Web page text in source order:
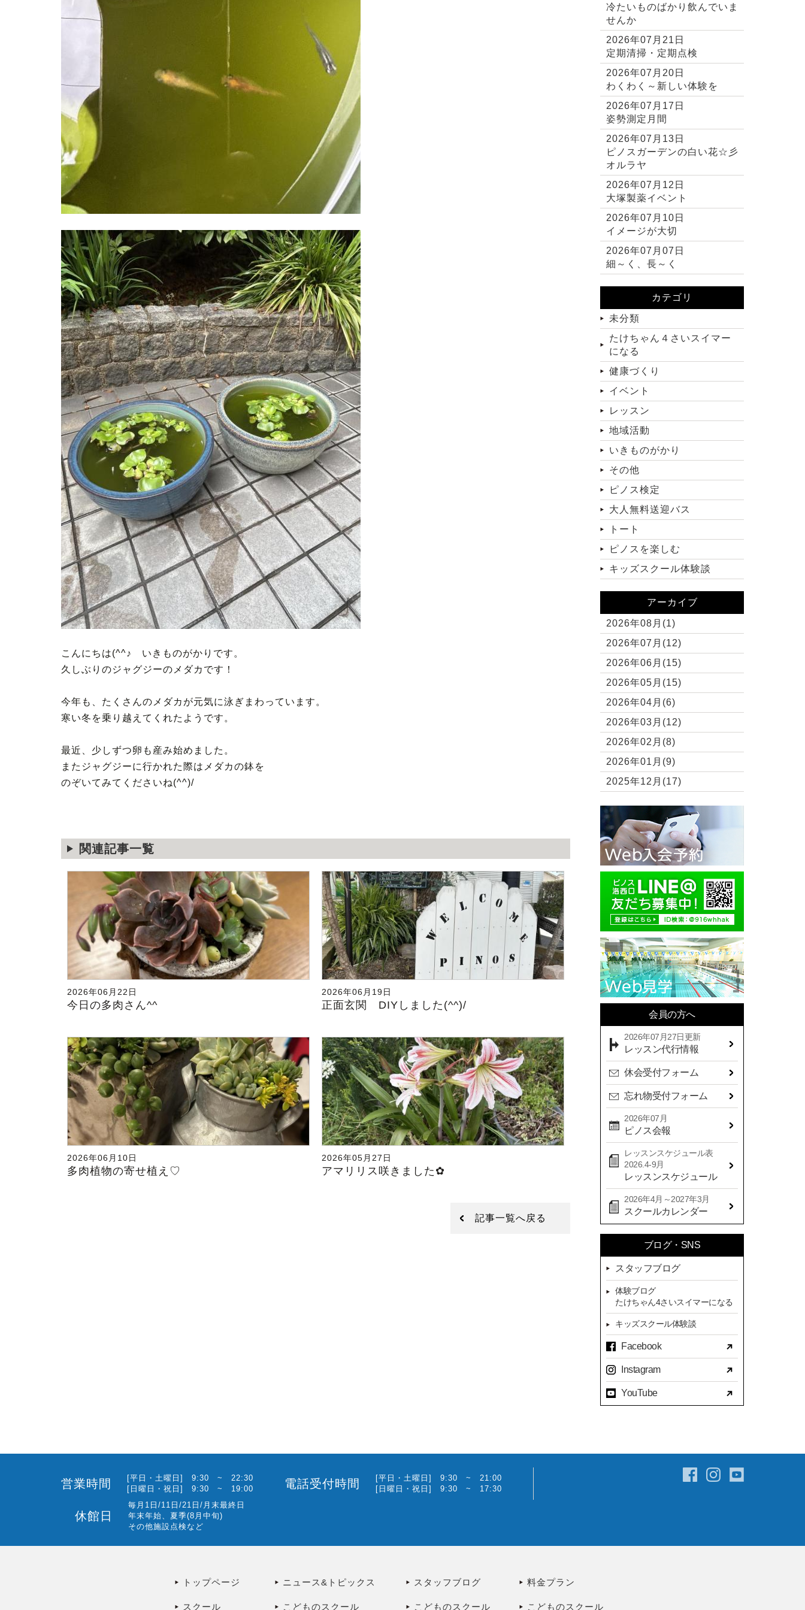
こんにちは(^^♪ いきものがかりです。
久しぶりのジャグジーのメダカです！
今年も、たくさんのメダカが元気に泳ぎまわっています。
寒い冬を乗り越えてくれたようです。
最近、少しずつ卵も産み始めました。
またジャグジーに行かれた際はメダカの鉢を
のぞいてみてくださいね(^^)/
関連記事一覧
2026年06月22日
今日の多肉さん^^
2026年06月19日
正面玄関 DIYしました(^^)/
2026年06月10日
多肉植物の寄せ植え♡
2026年05月27日
アマリリス咲きました✿
記事一覧へ戻る
冷たいものばかり飲んでいま
せんか
2026年07月21日
定期清掃・定期点検
2026年07月20日
わくわく～新しい体験を
2026年07月17日
姿勢測定月間
2026年07月13日
ピノスガーデンの白い花☆彡
オルラヤ
2026年07月12日
大塚製薬イベント
2026年07月10日
イメージが大切
2026年07月07日
細～く、長～く
カテゴリ
未分類
たけちゃん４さいスイマー
になる
健康づくり
イベント
レッスン
地域活動
いきものがかり
その他
ピノス検定
大人無料送迎バス
トート
ピノスを楽しむ
キッズスクール体験談
アーカイブ
2026年08月(1)
2026年07月(12)
2026年06月(15)
2026年05月(15)
2026年04月(6)
2026年03月(12)
2026年02月(8)
2026年01月(9)
2025年12月(17)
2025年10月(11)
2025年09月(10)
2025年08月(7)
2025年07月(10)
2025年06月(13)
2025年05月(17)
2025年04月(19)
2025年03月(10)
2025年02月(9)
2025年01月(14)
2024年12月(14)
2024年11月(19)
2024年09月(15)
2024年08月(21)
2024年07月(20)
2024年06月(29)
2024年05月(22)
2024年04月(20)
2024年03月(16)
2024年02月(7)
2024年01月(8)
2023年12月(14)
2023年11月(13)
2023年10月(9)
2023年09月(10)
2023年08月(9)
2023年07月(17)
2023年06月(9)
2023年05月(11)
2023年02月(8)
会員の方へ
2026年07月27日更新
レッスン代行情報
休会受付フォーム
忘れ物受付フォーム
2026年07月
ピノス会報
レッスンスケジュール表
2026.4-9月
レッスンスケジュール
2026年4月～2027年3月
スクールカレンダー
ブログ・SNS
スタッフブログ
体験ブログ
たけちゃん4さいスイマーになる
キッズスクール体験談
Facebook
Instagram
YouTube
営業時間
[平日・土曜日] 9:30 ~ 22:30
[日曜日・祝日] 9:30 ~ 19:00
電話受付時間
[平日・土曜日] 9:30 ~ 21:00
[日曜日・祝日] 9:30 ~ 17:30
休館日
毎月1日/11日/21日/月末最終日
年末年始、夏季(8月中旬)
その他施設点検など
トップページ ニュース&トピックス スタッフブログ 料金プラン
スクール こどものスクール こどものスクール こどものスクール